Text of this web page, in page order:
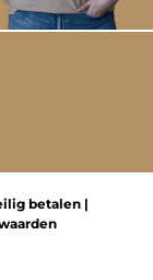
betalen |